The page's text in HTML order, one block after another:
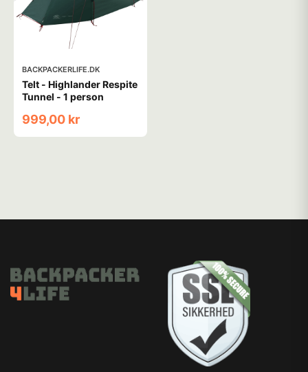
BACKPACKERLIFE.DK
Telt - Highlander Respite
Tunnel - 1 person
999,00 kr